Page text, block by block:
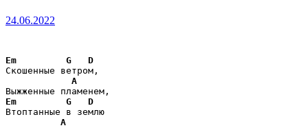
24.06.2022
Em G
D
Скошенные ветром,
A
Em
G
D
Втоптанные в землю
A